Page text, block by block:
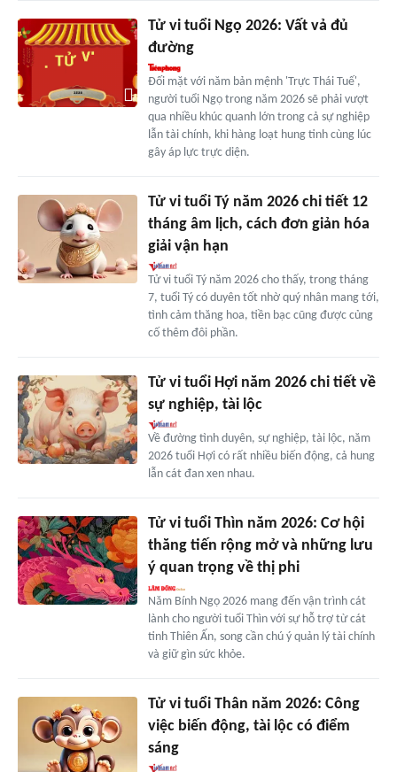
Tử vi tuổi Ngọ 2026: Vất vả đủ
đường
Đối mặt với năm bản mệnh 'Trực Thái Tuế',
người tuổi Ngọ trong năm 2026 sẽ phải vượt
qua nhiều khúc quanh lớn trong cả sự nghiệp
lẫn tài chính, khi hàng loạt hung tinh cùng lúc
gây áp lực trực diện.
Tử vi tuổi Tý năm 2026 chi tiết 12
tháng âm lịch, cách đơn giản hóa
giải vận hạn
Tử vi tuổi Tý năm 2026 cho thấy, trong tháng
7, tuổi Tý có duyên tốt nhờ quý nhân mang tới,
tình cảm thăng hoa, tiền bạc cũng được củng
cố thêm đôi phần.
Tử vi tuổi Hợi năm 2026 chi tiết về
sự nghiệp, tài lộc
Về đường tình duyên, sự nghiệp, tài lộc, năm
2026 tuổi Hợi có rất nhiều biến động, cả hung
lẫn cát đan xen nhau.
Tử vi tuổi Thìn năm 2026: Cơ hội
thăng tiến rộng mở và những lưu
ý quan trọng về thị phi
Năm Bính Ngọ 2026 mang đến vận trình cát
lành cho người tuổi Thìn với sự hỗ trợ từ cát
tinh Thiên Ấn, song cần chú ý quản lý tài chính
và giữ gìn sức khỏe.
Tử vi tuổi Thân năm 2026: Công
việc biến động, tài lộc có điểm
sáng